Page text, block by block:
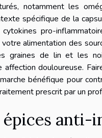
notamment les
spécifique de la
pro-
alimentation des
graines de lin et les
douloureuse.
bénéfique pour
prescrit par un
épices anti-